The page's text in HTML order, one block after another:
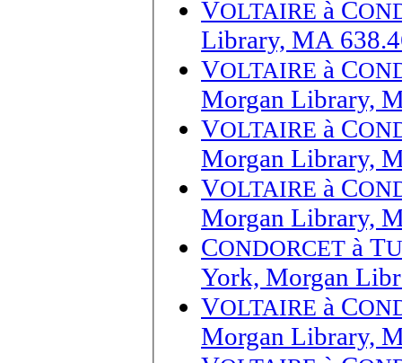
VOLTAIRE à C
Library, MA
VOLTAIRE à C
Morgan Library,
VOLTAIRE à C
Morgan Library,
VOLTAIRE à C
Morgan Library,
CONDORCET à T
York, Morgan
VOLTAIRE à C
Morgan Library,